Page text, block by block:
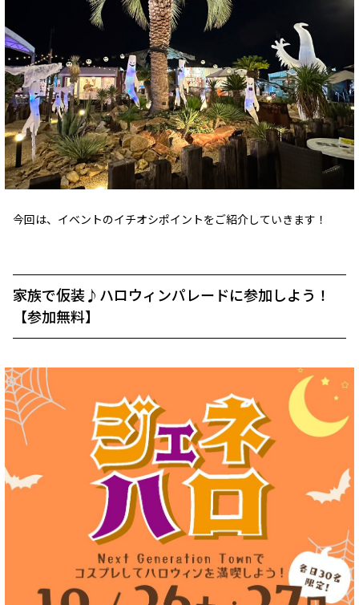
今回は、イベントのイチオシポイントをご紹介していきます！
家族で仮装♪ハロウィンパレードに参加しよう！
【参加無料】